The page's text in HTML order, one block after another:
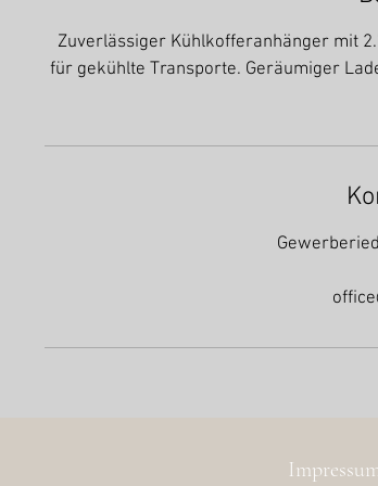
Zuverlässiger Kühlkofferanhänger mit
für gekühlte Transporte. Geräumiger